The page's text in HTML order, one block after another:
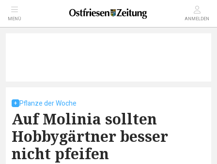
MENÜ ANMELDEN
Pflanze der Woche
Auf Molinia sollten
Hobbygärtner besser
nicht pfeifen